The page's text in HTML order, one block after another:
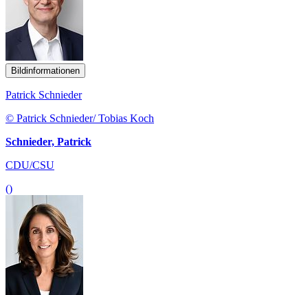
Bildinformationen
Patrick Schnieder
© Patrick Schnieder/ Tobias Koch
Schnieder, Patrick
CDU/CSU
()